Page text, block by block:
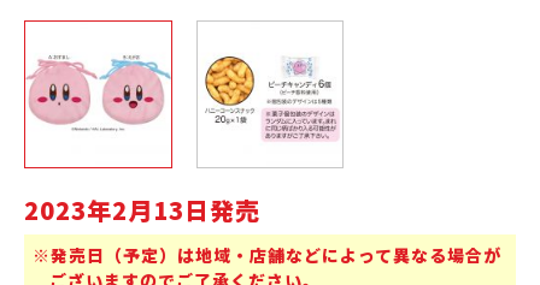
2023年2月13日発売
※発売日（予定）は地域・店舗などによって異なる場合が
ございますのでご了承ください。